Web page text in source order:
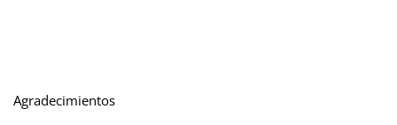
Agradecimientos